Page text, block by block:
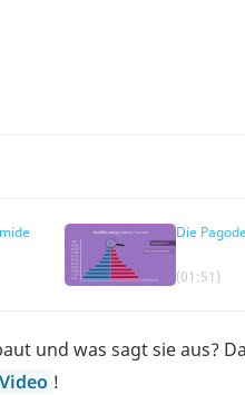
Die
(01:51)
und was sagt sie aus?
Video !